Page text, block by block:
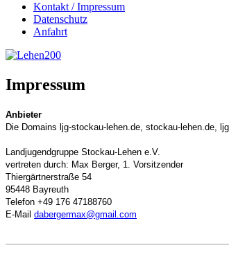
Kontakt / Impressum
Datenschutz
Anfahrt
Impressum
Anbieter
Die Domains ljg-stockau-lehen.de, stockau-lehen.de,
Landjugendgruppe Stockau-Lehen e.V.
vertreten durch: Max Berger, 1. Vorsitzender
Thiergärtnerstraße 54
95448 Bayreuth
Telefon +49 176 47188760
E-Mail dabergermax@gmail.com